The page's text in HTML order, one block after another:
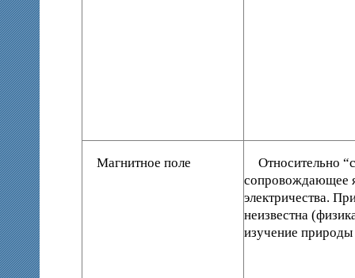
Магнитное поле
Относительно
сопровождающее
электричества.
неизвестна
изучение